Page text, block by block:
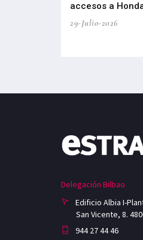
accesos a
29-Julio-2026
Delegación Bilbao
Edificio Albia I-
San Vicente, 8.
944 27 44 46